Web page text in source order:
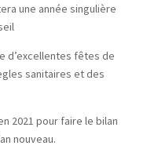
une année singulière
d’excellentes fêtes de
sanitaires et des
2021 pour faire le bilan
nouveau.